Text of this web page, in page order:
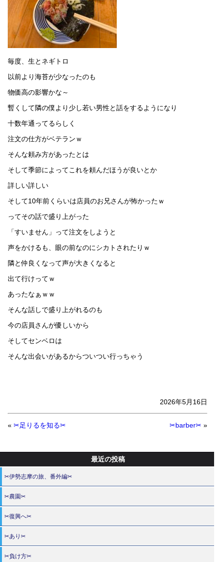
毎度、生とネギトロ
以前より海苔が少なったのも
物価高の影響かな～
暫くして隣の僕より少し若い男性と話をするようになり
十数年通ってるらしく
注文の仕方がベテランｗ
そんな頼み方があったとは
そして季節によってこれを頼んだほうが良いとか
詳しい詳しい
そして10年前くらいは店員のお兄さんが怖かったｗ
ってその話で盛り上がった
「すいません」って注文をしようと
声をかけるも、眼の前なのにシカトされたりｗ
隣と仲良くなって声が大きくなると
出て行けってｗ
あったなぁｗｗ
そんな話しで盛り上がれるのも
今の店員さんが優しいから
そしてセンベロは
そんな出会いがあるからついつい行っちゃう
2026年5月16日
« ✂足りるを知る✂ ✂barber✂ »
最近の投稿
✂伊勢志摩の旅、番外編✂
✂農園✂
✂復興へ✂
✂あり✂
✂負け方✂